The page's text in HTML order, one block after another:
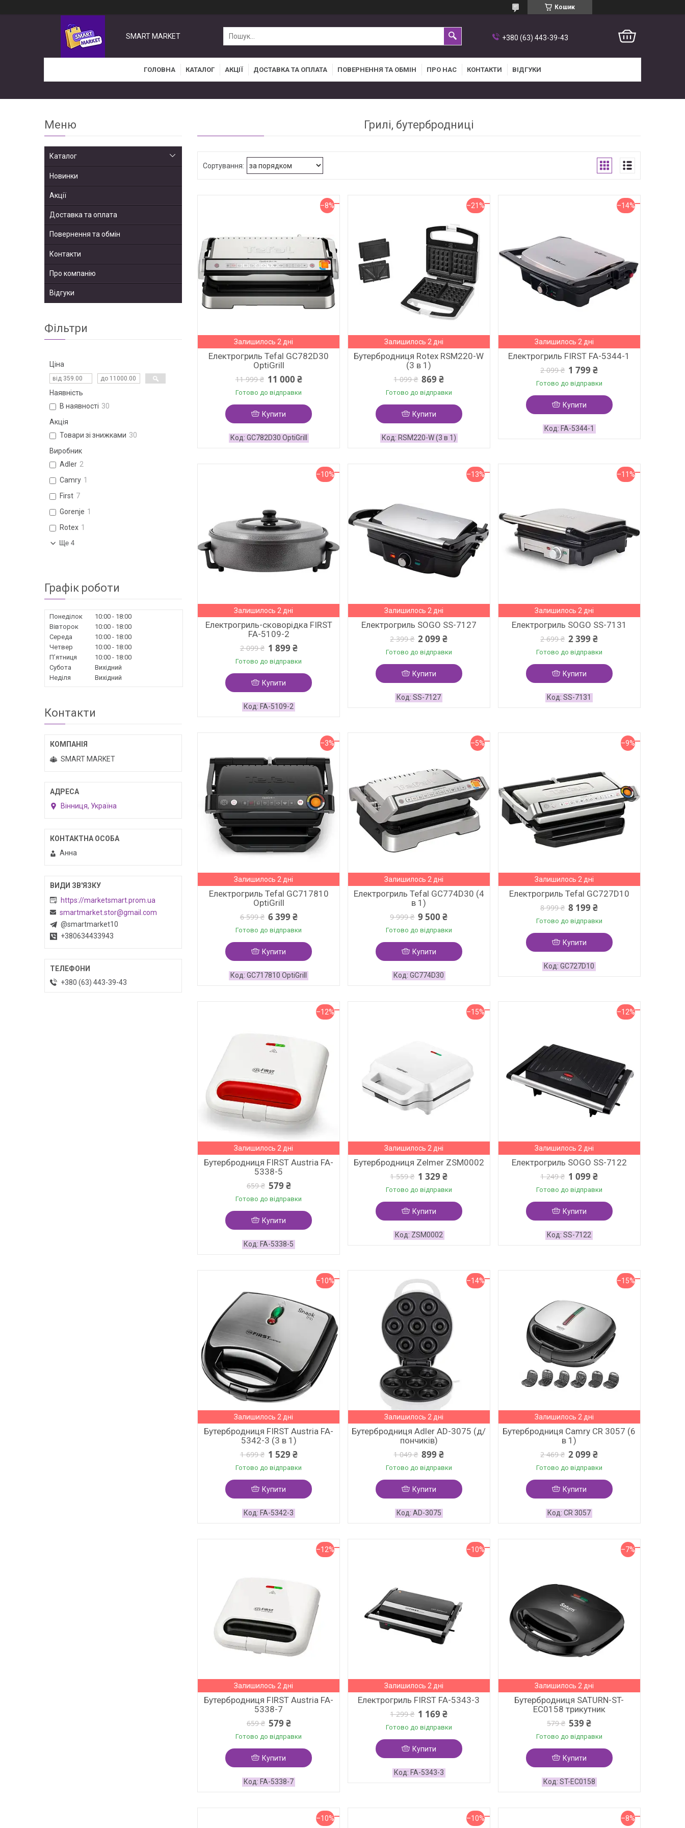
Кошик
SMART MARKET +380 (63) 443-39-43
ГОЛОВНА КАТАЛОГ АКЦІЇ ДОСТАВКА ТА ОПЛАТА ПОВЕРНЕННЯ ТА ОБМІН ПРО НАС КОНТАКТИ ВІДГУКИ
Грилі, бутербродниці
–8%
Залишилось 2 дні
Електрогриль Tefal GC782D30
OptiGrill
11 999 ₴ 11 000 ₴
Готово до відправки
Купити
GC782D30 OptiGrill
–21%
Залишилось 2 дні
Бутербродниця Rotex RSM220-W
(3 в 1)
1 099 ₴ 869 ₴
Готово до відправки
Купити
RSM220-W (3 в 1)
–14%
Залишилось 2 дні
Електрогриль FIRST FA-5344-1
2 099 ₴ 1 799 ₴
Готово до відправки
Купити
FA-5344-1
–10%
Залишилось 2 дні
Електрогриль-сковорідка FIRST
FA-5109-2
2 099 ₴ 1 899 ₴
Готово до відправки
Купити
FA-5109-2
–13%
Залишилось 2 дні
Електрогриль SOGO SS-7127
2 399 ₴ 2 099 ₴
Готово до відправки
Купити
SS-7127
–11%
Залишилось 2 дні
Електрогриль SOGO SS-7131
2 699 ₴ 2 399 ₴
Готово до відправки
Купити
SS-7131
–3%
Залишилось 2 дні
Електрогриль Tefal GC717810
OptiGrill
6 599 ₴ 6 399 ₴
Готово до відправки
Купити
GC717810 OptiGrill
–5%
Залишилось 2 дні
Електрогриль Tefal GC774D30 (4
в 1)
9 999 ₴ 9 500 ₴
Готово до відправки
Купити
GC774D30
–9%
Залишилось 2 дні
Електрогриль Tefal GC727D10
8 999 ₴ 8 199 ₴
Готово до відправки
Купити
GC727D10
–12%
Залишилось 2 дні
Бутербродниця FIRST Austria FA-
5338-5
659 ₴ 579 ₴
Готово до відправки
Купити
FA-5338-5
–15%
Залишилось 2 дні
Бутербродниця Zelmer ZSM0002
1 559 ₴ 1 329 ₴
Готово до відправки
Купити
ZSM0002
–12%
Залишилось 2 дні
Електрогриль SOGO SS-7122
1 249 ₴ 1 099 ₴
Готово до відправки
Купити
SS-7122
–10%
Залишилось 2 дні
Бутербродниця FIRST Austria FA-
5342-3 (3 в 1)
1 699 ₴ 1 529 ₴
Готово до відправки
Купити
FA-5342-3
–14%
Залишилось 2 дні
Бутербродниця Adler AD-3075 (д/
пончиків)
1 049 ₴ 899 ₴
Готово до відправки
Купити
AD-3075
–15%
Залишилось 2 дні
Бутербродниця Camry CR 3057 (6
в 1)
2 469 ₴ 2 099 ₴
Готово до відправки
Купити
CR 3057
–12%
Залишилось 2 дні
Бутербродниця FIRST Austria FA-
5338-7
659 ₴ 579 ₴
Готово до відправки
Купити
FA-5338-7
–10%
Залишилось 2 дні
Електрогриль FIRST FA-5343-3
1 299 ₴ 1 169 ₴
Готово до відправки
Купити
FA-5343-3
–7%
Залишилось 2 дні
Бутербродниця SATURN-ST-
EC0158 трикутник
579 ₴ 539 ₴
Готово до відправки
Купити
ST-EC0158
–10% –10% –8%
Каталог
Новинки
Акції
Доставка та оплата
Повернення та обмін
Контакти
Про компанію
Відгуки
Фільтри
Ціна
Наявність
В наявності 30
Акція
Товари зі знижками 30
Виробник
Adler 2
Camry 1
First 7
Gorenje 1
Rotex 1
Ще 4
Графік роботи
Понеділок 10:00
18:00
Вівторок
10:00
18:00
Середа
10:00
18:00
Четвер
10:00
18:00
Пʼятниця
10:00
18:00
Субота
Вихідний
Неділя
Вихідний
Контакти
SMART MARKET
Вінниця, Україна
Анна
https://marketsmart.prom.ua
smartmarket.stor@gmail.com
@smartmarket10
+380634433943
+380 (63) 443-39-43